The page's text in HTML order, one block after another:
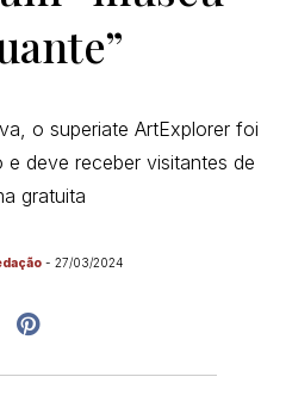
o superiate ArtExplorer foi
e deve receber visitantes de
gratuita
- 27/03/2024